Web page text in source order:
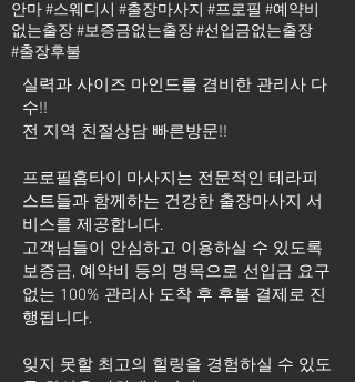
안마 #스웨디시 #출장마사지 #프로필 #예약비
없는출장 #보증금없는출장 #선입금없는출장
#출장후불
실력과 사이즈 마인드를 겸비한 관리사 다
수!!
전 지역 친절상담 빠른방문!!
프로필홈타이 마사지는 전문적인 테라피
스트들과 함께하는 건강한 출장마사지 서
비스를 제공합니다.
고객님들이 안심하고 이용하실 수 있도록
보증금, 예약비 등의 명목으로 선입금 요구
없는 100% 관리사 도착 후 후불 결제로 진
행됩니다.
잊지 못할 최고의 힐링을 경험하실 수 있도